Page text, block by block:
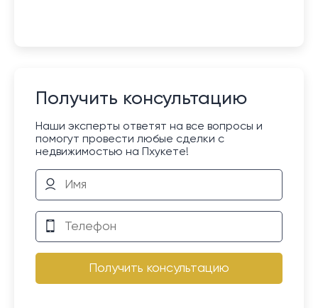
Получить консультацию
Наши эксперты ответят на все вопросы и
помогут провести любые сделки с
недвижимостью на Пхукете!
Получить консультацию